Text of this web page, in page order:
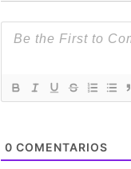
0 COMENTARIOS